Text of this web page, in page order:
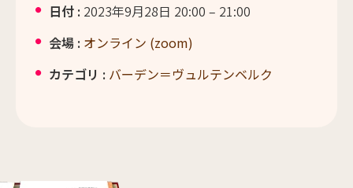
日付 : 2023年9月28日 20:00 – 21:00
会場 : オンライン (zoom)
カテゴリ : バーデン＝ヴュルテンベルク